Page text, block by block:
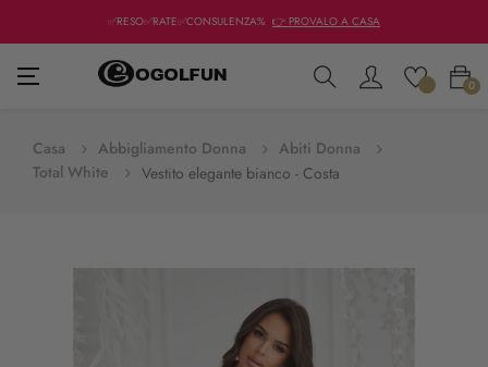
✅RESO✅RATE✅CONSULENZA% 👉 PROVALO A CASA
navigazione
☰ 0
Casa Abbigliamento Donna
Abiti Donna
Total White
Vestito elegante bianco - Costa